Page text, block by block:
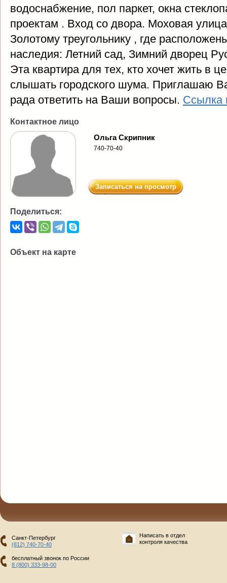
водоснабжение, пол паркет, окна
проектам . Вход со двора. Моховая
Золотому треугольнику , где
наследия: Летний сад, Зимний дворец
Эта квартира для тех, кто хочет жить в
слышать городского шума. Приглашаю
рада ответить на Ваши вопросы. Ссылка
Контактное лицо
Ольга Скрипник
740-70-40
Записаться на просмотр
Поделиться:
Объект на карте
Санкт-Петербург
(812) 740-70-40
бесплатный звонок по России
8 (800) 333-98-00
Написать в отдел
контроля качества